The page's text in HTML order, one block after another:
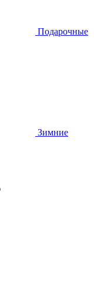
Подарочные
Зимние